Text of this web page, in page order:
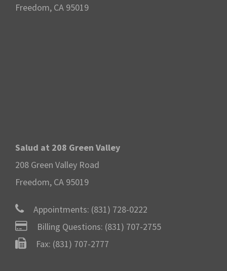
Freedom, CA 95019
Salud at 208 Green Valley
208 Green Valley Road
Freedom, CA 95019
Appointments: (831) 728-0222
Billing Questions: (831) 707-2755
Fax: (831) 707-2777